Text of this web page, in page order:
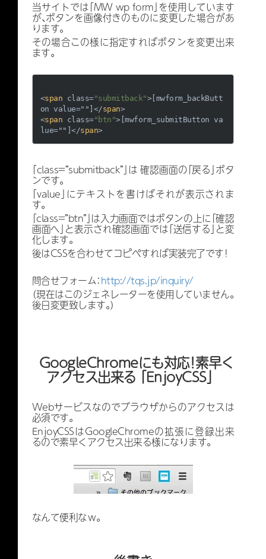
当サイトでは「MW wp form」を使用しています
が、ボタンを画像付きのものに変更した場合があ
ります。
その場合この様に指定すればボタンを変更出来
ます。
<span class="submitback"> [mwform_backButt
on value=""] </span>
<span class="btn"> [mwform_submitButton va
lue=""]</span>
「class=”submitback”」は 確認画面の「戻る」ボタ
ンです。
「value」にテキストを書けばそれが表示されま
す。
「class=”btn”」は入力画面ではボタンの上に「確認
画面へ」と表示され確認画面では「送信する」と変
化します。
後はCSSを合わせてコピペすれば実装完了です！
問合せフォーム：http://tqs.jp/inquiry/
（現在はこのジェネレーターを使用していません。
後日変更致します。）
GoogleChromeにも対応！素早く
アクセス出来る 「EnjoyCSS」
Webサービスなのでブラウザからのアクセスは
必須です。
EnjoyCSSはGoogleChromeの拡張に登録出来
るので素早くアクセス出来る様になります。
なんて便利なｗ。